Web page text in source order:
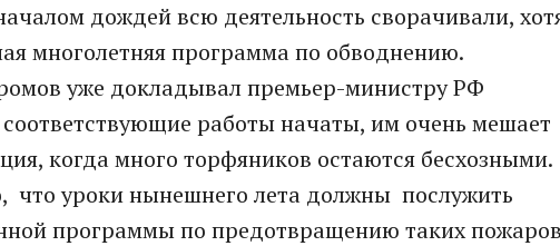
дождей всю деятельность сворачивали,
многолетняя программа по обводнению.
уже докладывал премьер-министру РФ
работы начаты, им очень мешает
когда много торфяников остаются бесхозными.
что уроки нынешнего лета должны послужить
программы по предотвращению таких